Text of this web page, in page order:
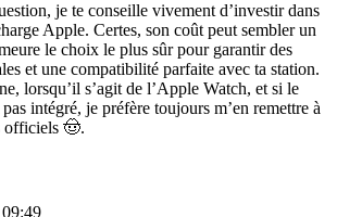
je te conseille vivement d’investir dans
Apple. Certes, son coût peut sembler un
le choix le plus sûr pour garantir des
et une compatibilité parfaite avec ta station.
lorsqu’il s’agit de l’Apple Watch, et si le
intégré, je préfère toujours m’en remettre à
officiels 🤠.